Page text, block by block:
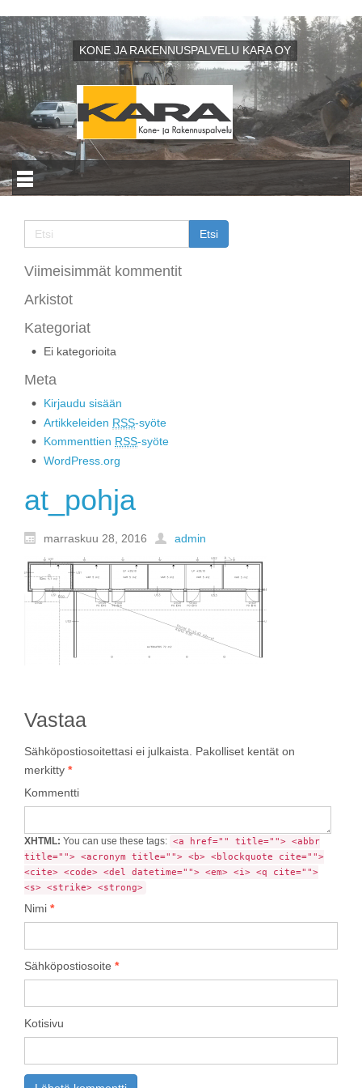
KONE JA RAKENNUSPALVELU KARA OY
Viimeisimmät kommentit
Arkistot
Kategoriat
Ei kategorioita
Meta
Kirjaudu sisään
Artikkeleiden RSS-syöte
Kommenttien RSS-syöte
WordPress.org
at_pohja
marraskuu 28, 2016 admin
Vastaa
Sähköpostiosoitettasi ei julkaista.
Pakolliset kentät on
merkitty *
Kommentti
XHTML: You can use these tags: <a href="" title=""> <abbr
title=""> <acronym title=""> <b> <blockquote cite="">
<cite> <code> <del datetime=""> <em> <i> <q cite="">
<s> <strike> <strong>
Nimi *
Sähköpostiosoite *
Kotisivu